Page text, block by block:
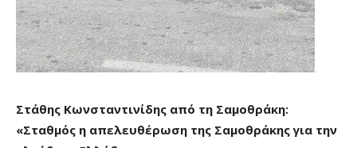
Στάθης Κωνσταντινίδης από τη Σαμοθράκη:
«Σταθμός η απελευθέρωση της Σαμοθράκης για την